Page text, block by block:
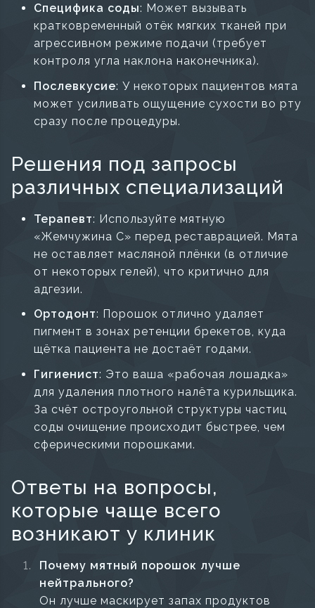
Специфика соды: Может вызывать
кратковременный отёк мягких тканей при
агрессивном режиме подачи (требует
контроля угла наклона наконечника).
Послевкусие: У некоторых пациентов мята
может усиливать ощущение сухости во рту
сразу после процедуры.
Решения под запросы
различных специализаций
Терапевт: Используйте мятную
«Жемчужина С» перед реставрацией. Мята
не оставляет масляной плёнки (в отличие
от некоторых гелей), что критично для
адгезии.
Ортодонт: Порошок отлично удаляет
пигмент в зонах ретенции брекетов, куда
щётка пациента не достаёт годами.
Гигиенист: Это ваша «рабочая лошадка»
для удаления плотного налёта курильщика.
За счёт остроугольной структуры частиц
соды очищение происходит быстрее, чем
сферическими порошками.
Ответы на вопросы,
которые чаще всего
возникают у клиник
Почему мятный порошок лучше
нейтрального?
Он лучше маскирует запах продуктов